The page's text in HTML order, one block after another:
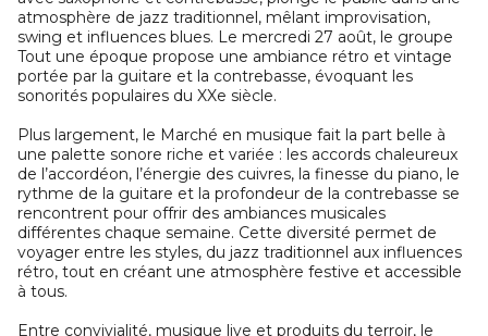
atmosphère de jazz traditionnel, mêlant improvisation,
swing et influences blues. Le mercredi 27 août, le groupe
Tout une époque propose une ambiance rétro et vintage
portée par la guitare et la contrebasse, évoquant les
sonorités populaires du XXe siècle.
Plus largement, le Marché en musique fait la part belle à
une palette sonore riche et variée : les accords chaleureux
de l’accordéon, l’énergie des cuivres, la finesse du piano, le
rythme de la guitare et la profondeur de la contrebasse se
rencontrent pour offrir des ambiances musicales
différentes chaque semaine. Cette diversité permet de
voyager entre les styles, du jazz traditionnel aux influences
rétro, tout en créant une atmosphère festive et accessible
à tous.
Entre convivialité, musique live et produits du terroir, le